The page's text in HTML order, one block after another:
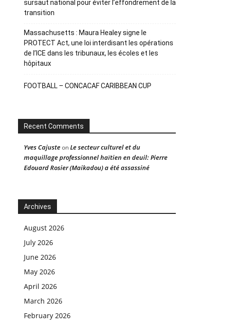
sursaut national pour éviter l’effondrement de la
transition
Massachusetts : Maura Healey signe le
PROTECT Act, une loi interdisant les opérations
de l’ICE dans les tribunaux, les écoles et les
hôpitaux
FOOTBALL – CONCACAF CARIBBEAN CUP
Recent Comments
Yves CajusteonLe secteur culturel et du
maquillage professionnel haïtien en deuil: Pierre
Edouard Rosier (Maikadou) a été assassiné
Archives
August 2026
July 2026
June 2026
May 2026
April 2026
March 2026
February 2026